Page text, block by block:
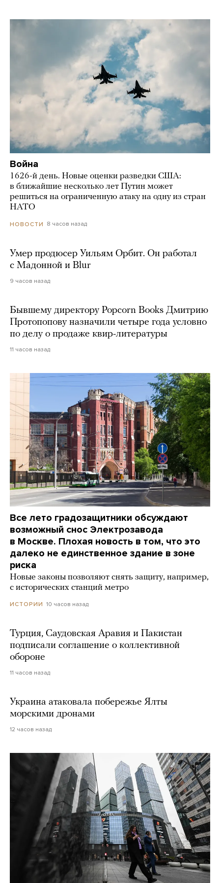
Война
1626-й день. Новые оценки разведки США:
в ближайшие несколько лет Путин может
решиться на ограниченную атаку на одну из стран
НАТО
НОВОСТИ 8 часов назад
Умер продюсер Уильям Орбит. Он работал
с Мадонной и Blur
9 часов назад
Бывшему директору Popcorn Books Дмитрию
Протопопову назначили четыре года условно
по делу о продаже квир-литературы
11 часов назад
Все лето градозащитники обсуждают
возможный снос Электрозавода
в Москве. Плохая новость в том, что это
далеко не единственное здание в зоне
риска
Новые законы позволяют снять защиту, например,
с исторических станций метро
ИСТОРИИ 10 часов назад
Турция, Саудовская Аравия и Пакистан
подписали соглашение о коллективной
обороне
11 часов назад
Украина атаковала побережье Ялты
морскими дронами
12 часов назад